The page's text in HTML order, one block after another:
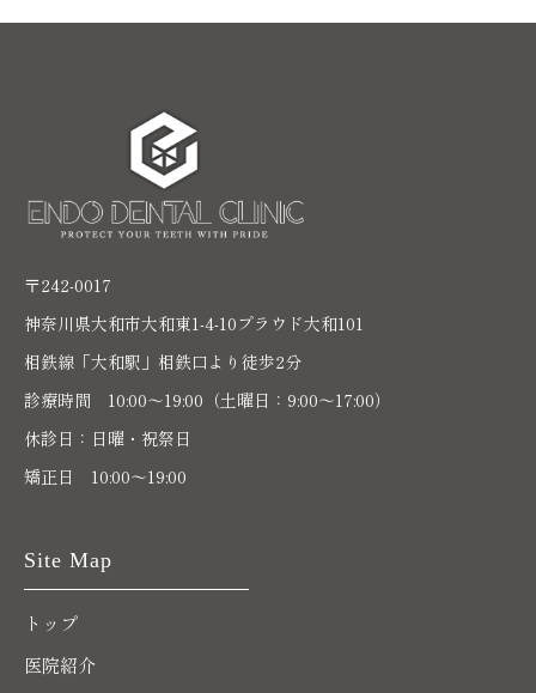
〒242-0017
神奈川県大和市大和東1-4-10プラウド大和101
相鉄線「大和駅」相鉄口より徒歩2分
診療時間 10:00〜19:00（土曜日：9:00～17:00）
休診日：日曜・祝祭日
矯正日 10:00～19:00
Site Map
トップ
医院紹介